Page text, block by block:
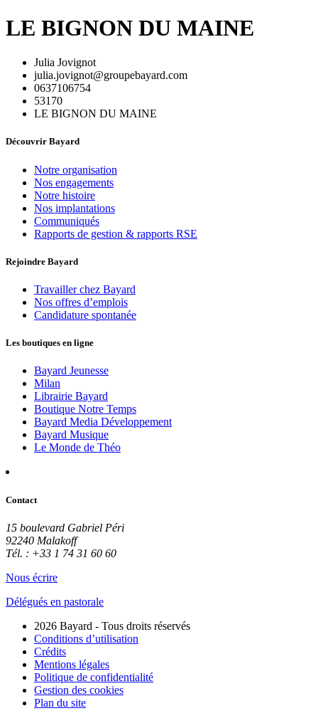
LE BIGNON DU MAINE
Julia Jovignot
julia.jovignot@groupebayard.com
0637106754
53170
LE BIGNON DU MAINE
Découvrir Bayard
Notre organisation
Nos engagements
Notre histoire
Nos implantations
Communiqués
Rapports de gestion & rapports RSE
Rejoindre Bayard
Travailler chez Bayard
Nos offres d’emplois
Candidature spontanée
Les boutiques en ligne
Bayard Jeunesse
Milan
Librairie Bayard
Boutique Notre Temps
Bayard Media Développement
Bayard Musique
Le Monde de Théo
Contact
15 boulevard Gabriel Péri
92240 Malakoff
Tél. : +33 1 74 31 60 60
Nous écrire
Délégués en pastorale
2026 Bayard - Tous droits réservés
Conditions d’utilisation
Crédits
Mentions légales
Politique de confidentialité
Gestion des cookies
Plan du site